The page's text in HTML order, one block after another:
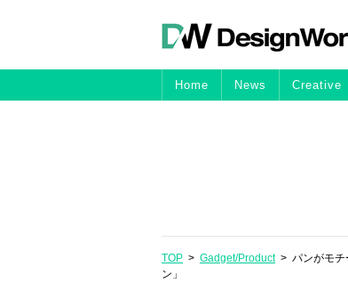
Home News Creative
TOP > Gadget/Product> パンがモチ
ン」